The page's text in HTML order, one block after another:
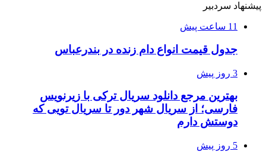
پیشنهاد سردبیر
11 ساعت پیش
جدول قیمت انواع دام زنده در بندرعباس
3 روز پیش
بهترین مرجع دانلود سریال ترکی با زیرنویس
فارسی؛ از سریال شهر دور تا سریال تویی که
دوستش دارم
5 روز پیش